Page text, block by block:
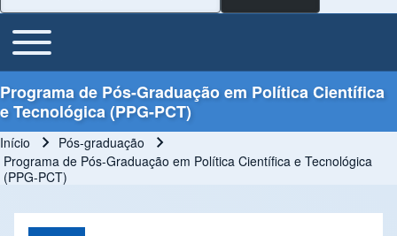
Main Menu
Toggle main menu
Programa de Pós-Graduação em Política Científica
e Tecnológica (PPG-PCT)
Trilha de navegação
Início
Pós-graduação
Programa de Pós-Graduação em Política Científica e Tecnológica
(PPG-PCT)